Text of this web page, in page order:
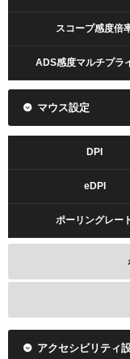
スコープ感度倍
ADS感度マルチプラ
マウス設定
DPI
eDPI
ポーリングレー
アクセシビリティ